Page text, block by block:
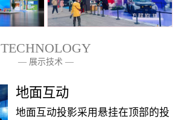
TECHNOLOGY
— 展示技术 —
地面互动
地面互动投影采用悬挂在顶部的投